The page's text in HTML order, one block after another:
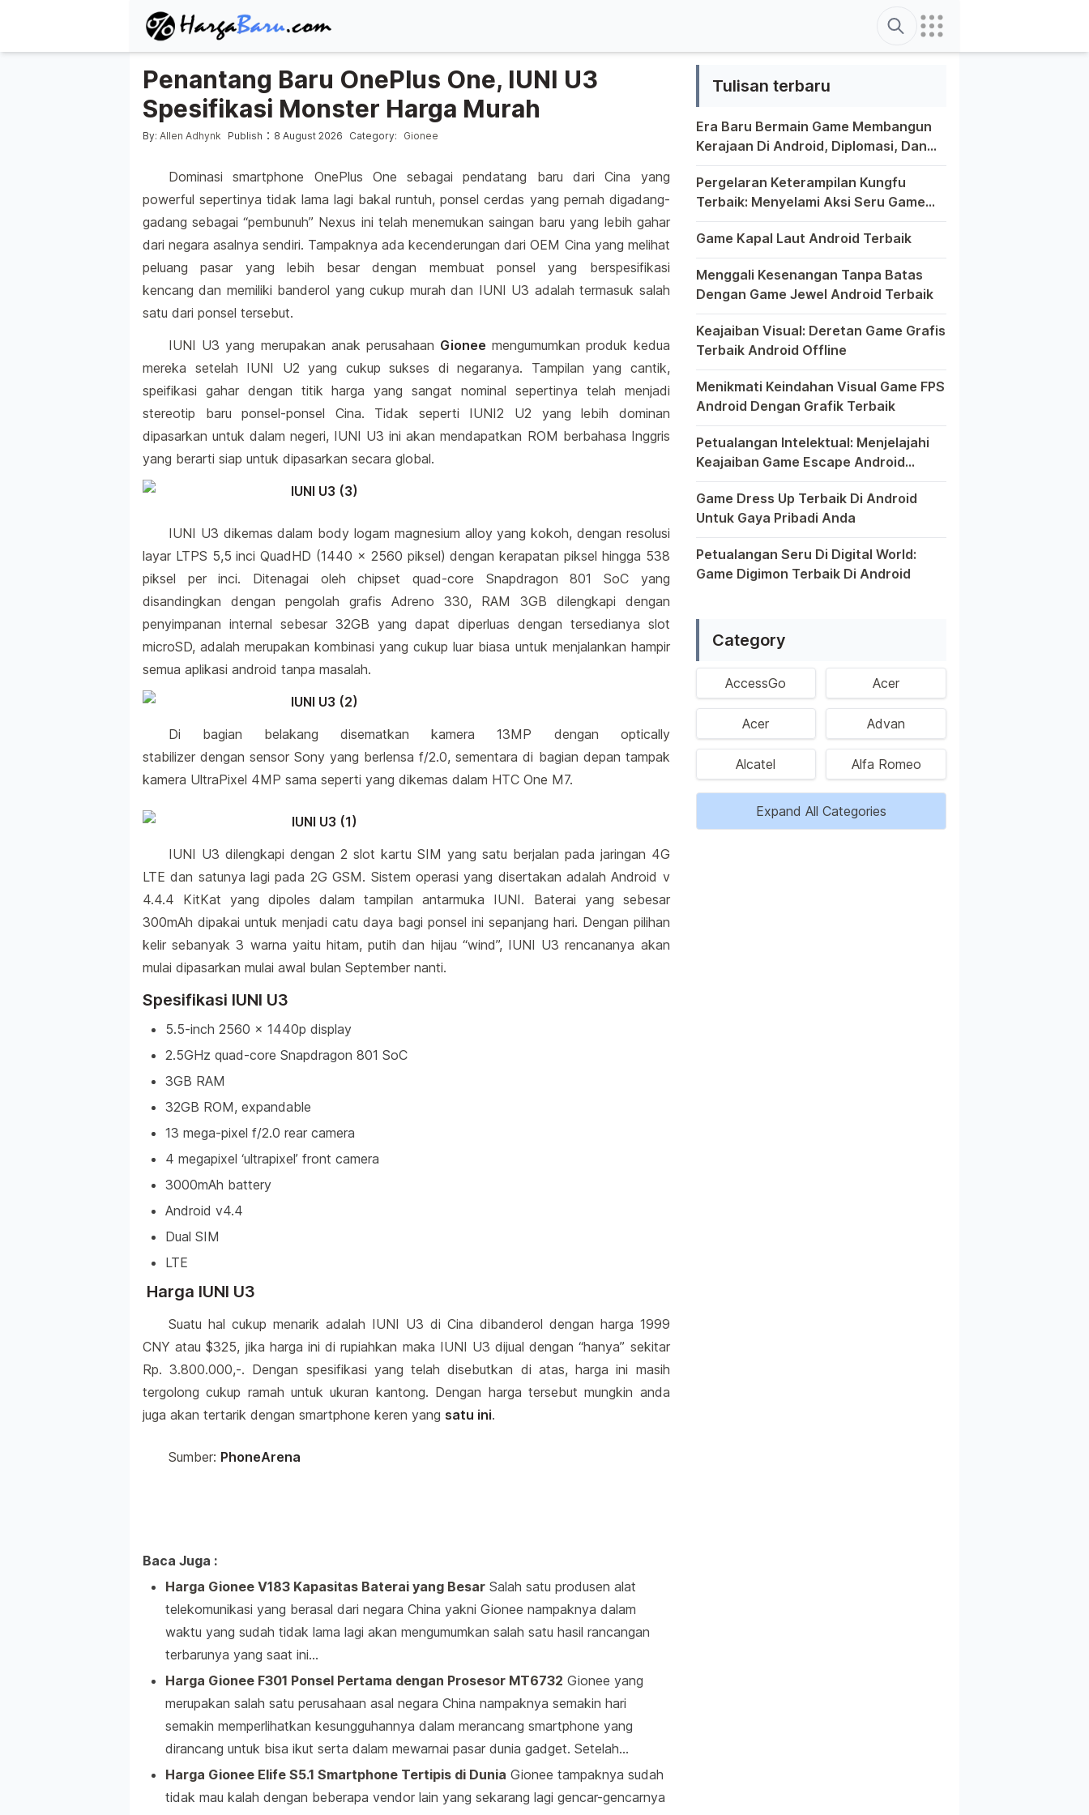
Search
Penantang Baru OnePlus One, IUNI U3
Spesifikasi Monster Harga Murah
Posted by
By: Allen Adhynk Publish : 8 August 2026 Posted in
Category: Gionee
Dominasi smartphone OnePlus One sebagai pendatang baru dari Cina yang
powerful sepertinya tidak lama lagi bakal runtuh, ponsel cerdas yang pernah digadang-
gadang sebagai “pembunuh” Nexus ini telah menemukan saingan baru yang lebih gahar
dari negara asalnya sendiri. Tampaknya ada kecenderungan dari OEM Cina yang melihat
peluang pasar yang lebih besar dengan membuat ponsel yang berspesifikasi
kencang dan memiliki banderol yang cukup murah dan IUNI U3 adalah termasuk salah
satu dari ponsel tersebut.
IUNI U3 yang merupakan anak perusahaan Gionee mengumumkan produk kedua
mereka setelah IUNI U2 yang cukup sukses di negaranya. Tampilan yang cantik,
speifikasi gahar dengan titik harga yang sangat nominal sepertinya telah menjadi
stereotip baru ponsel-ponsel Cina. Tidak seperti IUNI2 U2 yang lebih dominan
dipasarkan untuk dalam negeri, IUNI U3 ini akan mendapatkan ROM berbahasa Inggris
yang berarti siap untuk dipasarkan secara global.
IUNI U3 dikemas dalam body logam magnesium alloy yang kokoh, dengan resolusi
layar LTPS 5,5 inci QuadHD (1440 x 2560 piksel) dengan kerapatan piksel hingga 538
piksel per inci. Ditenagai oleh chipset quad-core Snapdragon 801 SoC yang
disandingkan dengan pengolah grafis Adreno 330, RAM 3GB dilengkapi dengan
penyimpanan internal sebesar 32GB yang dapat diperluas dengan tersedianya slot
microSD, adalah merupakan kombinasi yang cukup luar biasa untuk menjalankan hampir
semua aplikasi android tanpa masalah.
Di bagian belakang disematkan kamera 13MP dengan optically
stabilizer dengan sensor Sony yang berlensa f/2.0, sementara di bagian depan tampak
kamera UltraPixel 4MP sama seperti yang dikemas dalam HTC One M7.
IUNI U3 dilengkapi dengan 2 slot kartu SIM yang satu berjalan pada jaringan 4G
LTE dan satunya lagi pada 2G GSM. Sistem operasi yang disertakan adalah Android v
4.4.4 KitKat yang dipoles dalam tampilan antarmuka IUNI. Baterai yang sebesar
300mAh dipakai untuk menjadi catu daya bagi ponsel ini sepanjang hari. Dengan pilihan
kelir sebanyak 3 warna yaitu hitam, putih dan hijau “wind”, IUNI U3 rencananya akan
mulai dipasarkan mulai awal bulan September nanti.
Spesifikasi IUNI U3
5.5-inch 2560 x 1440p display
2.5GHz quad-core Snapdragon 801 SoC
3GB RAM
32GB ROM, expandable
13 mega-pixel f/2.0 rear camera
4 megapixel ‘ultrapixel’ front camera
3000mAh battery
Android v4.4
Dual SIM
LTE
Harga IUNI U3
Suatu hal cukup menarik adalah IUNI U3 di Cina dibanderol dengan harga 1999
CNY atau $325, jika harga ini di rupiahkan maka IUNI U3 dijual dengan “hanya” sekitar
Rp. 3.800.000,-. Dengan spesifikasi yang telah disebutkan di atas, harga ini masih
tergolong cukup ramah untuk ukuran kantong. Dengan harga tersebut mungkin anda
juga akan tertarik dengan smartphone keren yang satu ini.
Sumber: PhoneArena
Baca Juga :
Harga Gionee V183 Kapasitas Baterai yang Besar Salah satu produsen alat
telekomunikasi yang berasal dari negara China yakni Gionee nampaknya dalam
waktu yang sudah tidak lama lagi akan mengumumkan salah satu hasil rancangan
terbarunya yang saat ini…
Harga Gionee F301 Ponsel Pertama dengan Prosesor MT6732 Gionee yang
merupakan salah satu perusahaan asal negara China nampaknya semakin hari
semakin memperlihatkan kesungguhannya dalam merancang smartphone yang
dirancang untuk bisa ikut serta dalam mewarnai pasar dunia gadget. Setelah…
Harga Gionee Elife S5.1 Smartphone Tertipis di Dunia Gionee tampaknya sudah
tidak mau kalah dengan beberapa vendor lain yang sekarang lagi gencar-gencarnya
Tulisan terbaru
Era Baru Bermain Game Membangun
Kerajaan Di Android, Diplomasi, Dan
Kreativitas Di Ujung Jari Anda
Bermain game di platform Android telah menjadi bagian yang
Pergelaran Keterampilan Kungfu
Terbaik: Menyelami Aksi Seru Game
Kungfu Di Android
Dunia game selalu menawarkan pengalaman yang menghibur
Game Kapal Laut Android Terbaik
Di dunia game Android yang kaya dengan berbagai jenis
Menggali Kesenangan Tanpa Batas
Dengan Game Jewel Android Terbaik
Dalam hiruk-pikuk dunia game Android, ada satu genre yang
Keajaiban Visual: Deretan Game Grafis
Terbaik Android Offline
Ponsel pintar telah mengubah cara kita bermain game, dan
Menikmati Keindahan Visual Game FPS
Android Dengan Grafik Terbaik
Semakin berkembangnya teknologi di era digital saat ini,
Petualangan Intelektual: Menjelajahi
Keajaiban Game Escape Android
Terbaik
Dalam dunia game Android, genre escape telah mencuri
Game Dress Up Terbaik Di Android
Untuk Gaya Pribadi Anda
Saat ini, platform Android telah menjadi wadah kreativitas bagi
Petualangan Seru Di Digital World:
Game Digimon Terbaik Di Android
Category
AccessGo Acer
Acer Advan
Alcatel Alfa Romeo
Expand All Categories